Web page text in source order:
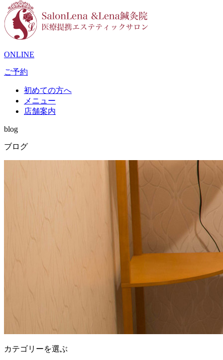
ONLINE
ご予約
初めての方へ
メニュー
店舗案内
blog
ブログ
カテゴリーを選ぶ